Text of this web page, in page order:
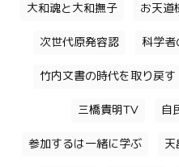
大和魂と大和撫子 お天道
次世代原発容認 科学
竹内文書の時代を取り戻す
三橋貴明TV 自
参加するは一緒に学ぶ 天